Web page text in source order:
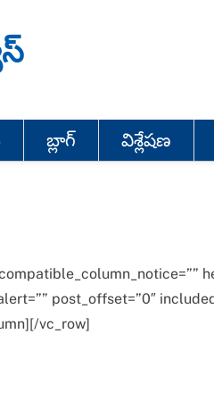
బ్లాగ్ విశ్లేషణ
post_offset=”0″
vc_row]